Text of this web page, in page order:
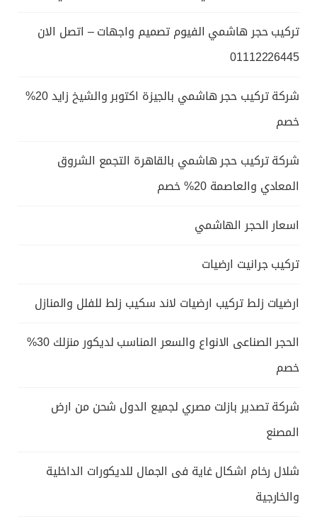
تركيب حجر هاشمي الفيوم تصميم واجهات – اتصل الان
01112226445
شركة تركيب حجر هاشمي بالجيزة اكتوبر والشيخ زايد 20%
خصم
شركة تركيب حجر هاشمي بالقاهرة التجمع الشروق
المعادي والعاصمة 20% خصم
اسعار الحجر الهاشمي
تركيب جرانيت ارضيات
ارضيات زلط تركيب ارضيات لاند سكيب زلط للفلل والمنازل
الحجر الصناعى الانواع والسعر المناسب لديكور منزلك 30%
خصم
شركة تصدير بازلت مصري لجميع الدول شحن من ارض
المصنع
شلال رخام اشكال غاية فى الجمال للديكورات الداخلية
والخارجية